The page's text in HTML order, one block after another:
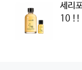
세리
10 !!